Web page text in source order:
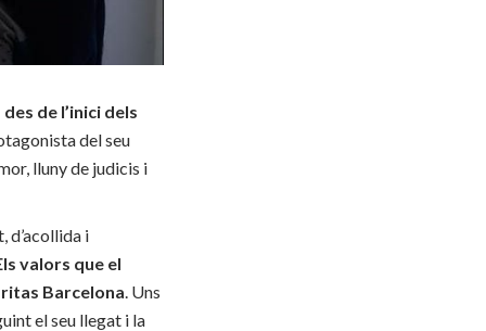
de l’inici dels
del seu
lluny de judicis i
d’acollida i
valors que el
Barcelona. Uns
el seu llegat i la